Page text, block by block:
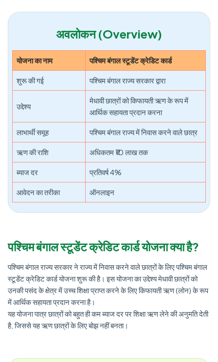
अवलोकन (Overview)
योजना का नाम पश्चिम बंगाल स्टूडेंट क्रेडिट कार्ड
शुरू की गई पश्चिम बंगाल राज्य सरकार द्वारा
उद्देश्य
मेधावी छात्रों को किफायती ऋण के रूप में
आर्थिक सहायता प्रदान करना
लाभार्थी समूह पश्चिम बंगाल राज्य में निवास करने वाले छात्र
ऋण की राशि अधिकतम ₹10 लाख तक
ब्याज दर प्रतिवर्ष 4%
आवेदन का तरीका ऑनलाइन
पश्चिम बंगाल स्टूडेंट क्रेडिट कार्ड योजना क्या है?
पश्चिम बंगाल राज्य सरकार ने राज्य में निवास करने वाले छात्रों के लिए पश्चिम बंगाल
स्टूडेंट क्रेडिट कार्ड योजना शुरू की है। इस योजना का उद्देश्य मेधावी छात्रों को
उनकी पसंद के क्षेत्र में उच्च शिक्षा प्राप्त करने के लिए किफायती ऋण (लोन) के रूप
में आर्थिक सहायता प्रदान करना है।
यह योजना पात्र छात्रों को बहुत ही कम ब्याज दर पर शिक्षा ऋण लेने की अनुमति देती
है, जिससे यह ऋण छात्रों के लिए बोझ नहीं बनता।